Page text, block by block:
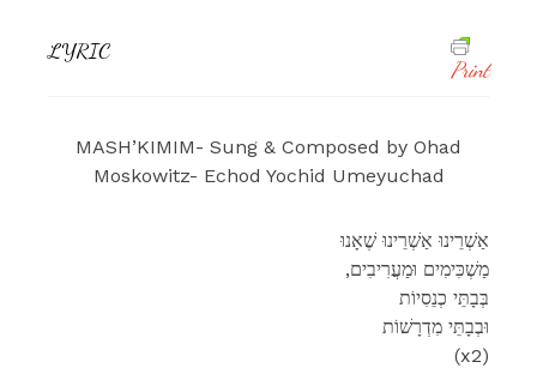
LYRIC
Print
MASH’KIMIM- Sung & Composed by Ohad
Moskowitz- Echod Yochid Umeyuchad
אַשְׁרֵינוּ אַשְׁרֵינוּ שֶׁאָנוּ
,מַשְׁכִּימִים וּמַעֲרִיבִים
בְּבָתֵּי כְנֵסִיוֹת
וּבְבָתֵּי מִדְרָשׁוֹת
(x2)